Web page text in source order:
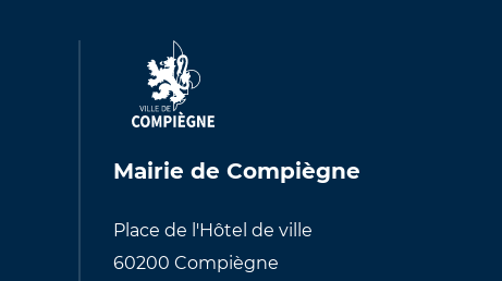
Mairie de Compiègne
Place de l'Hôtel de ville
60200 Compiègne